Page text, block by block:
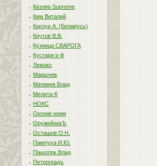
Кизляр Supreme
Ким Виталий
Корзун А. (Беларусь)
Крутов В.В.
Кузница СВАРОГА
Кустари и Ф
Лемакс
Марычев
Матвеев Влад
Мелита-К
НОКС
Окские ножи
ОружейникЪ
Осташов О.Н.
Пампуха И.Ю.
Пашолок Влад
Петроградъ